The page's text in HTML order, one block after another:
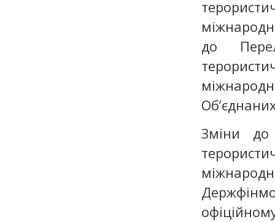
до
Зміни до